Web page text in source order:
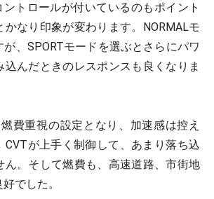
ントロールが付いているのもポイント
かなり印象が変わります。NORMALモ
、SPORTモードを選ぶとさらにパワ
込んだときのレスポンスも良くなりま
費重視の設定となり、加速感は控え
CVTが上手く制御して、あまり落ち込
ん。そして燃費も、高速道路、市街地
でした。